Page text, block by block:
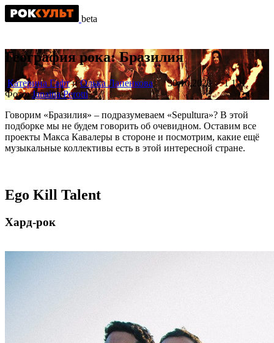
beta
География рока: Бразилия
Катерина ГафтиОлька Лапенкова 30.10.2020
1 191
Фото:Janaina Perotti
Говорим «Бразилия» – подразумеваем «Sepultura»? В этой
подборке мы не будем говорить об очевидном. Оставим все
проекты Макса Кавалеры в стороне и посмотрим, какие ещё
музыкальные коллективы есть в этой интересной стране.
Ego Kill Talent
Хард-рок